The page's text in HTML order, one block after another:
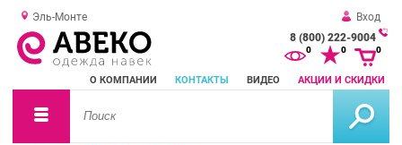
Эль-Монте
Вход
8 (800) 222-9004
О КОМПАНИИ КОНТАКТЫ ВИДЕО АКЦИИ И СКИДКИ
0 0 0